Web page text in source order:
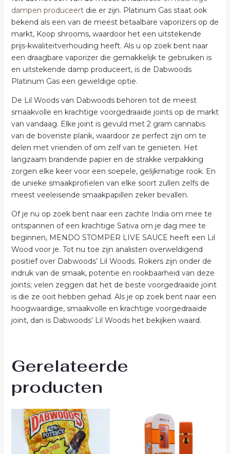
dampen produceertdie er zijn. Platinum Gas staat ook
bekend als een van de meest betaalbare vaporizers op de
markt, Koop shrooms, waardoor het een uitstekende
prijs-kwaliteitverhouding heeft. Als u op zoek bent naar
een draagbare vaporizer die gemakkelijk te gebruiken is
en uitstekende damp produceert, is de Dabwoods
Platinum Gas een geweldige optie.
De Lil Woods van Dabwoods behoren tot de meest
smaakvolle en krachtige voorgedraaide joints op de markt
van vandaag. Elke joint is gevuld met 2 gram cannabis
van de bovenste plank, waardoor ze perfect zijn om te
delen met vrienden of om zelf van te genieten. Het
langzaam brandende papier en de strakke verpakking
zorgen elke keer voor een soepele, gelijkmatige rook. En
de unieke smaakprofielen van elke soort zullen zelfs de
meest veeleisende smaakpapillen zeker bevallen.
Of je nu op zoek bent naar een zachte India om mee te
ontspannen of een krachtige Sativa om je dag mee te
beginnen, MENDO STOMPER LIVE SAUCE heeft een Lil
Wood voor je. Tot nu toe zijn analisten overweldigend
positief over Dabwoods’ Lil Woods. Rokers zijn onder de
indruk van de smaak, potentie en rookbaarheid van deze
joints; velen zeggen dat het de beste voorgedraaide joint
is die ze ooit hebben gehad. Als je op zoek bent naar een
hoogwaardige, smaakvolle en krachtige voorgedraaide
joint, dan is Dabwoods’ Lil Woods het bekijken waard.
Gerelateerde
producten